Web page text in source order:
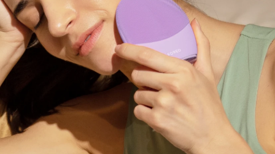
Kullanici profi̇li̇
Cihazlarım
Siparişlerim
Adresim
Aboneliklerim
FAQ™ Pure Beauty-Tech Elixir
BREAKING NEWS
issa™ Teeth Whitening Set
Dil Seçimi
English Deutsch
Español
Français
Italiano
Português
Svenska
Русский
Türkçe
简体中文 繁體中文